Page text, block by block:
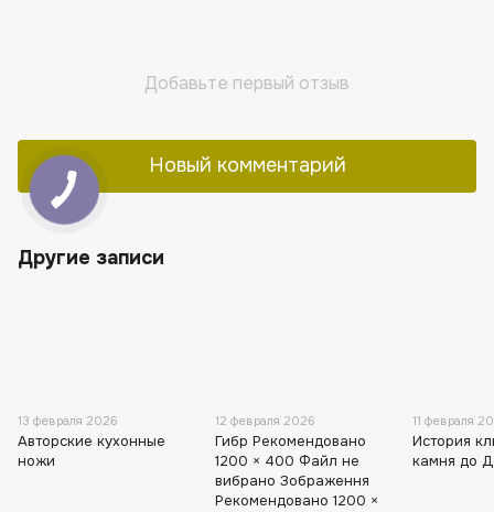
Добавьте первый отзыв
Новый комментарий
Другие записи
13 февраля 2026
Авторские кухонные
ножи
12 февраля 2026
Гибр Рекомендовано
1200 × 400 Файл не
вибрано Зображення
Рекомендовано 1200 ×
11 февраля
История
камня до